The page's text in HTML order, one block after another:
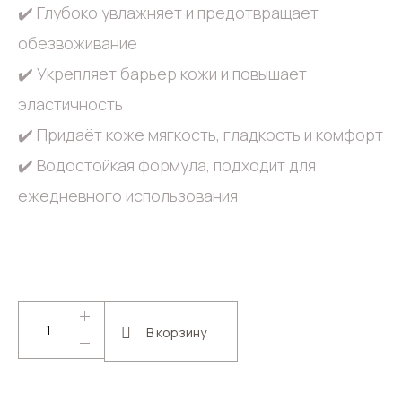
✔️ Глубоко увлажняет и предотвращает
обезвоживание
✔️ Укрепляет барьер кожи и повышает
эластичность
✔️ Придаёт коже мягкость, гладкость и комфорт
✔️ Водостойкая формула, подходит для
ежедневного использования
В корзину